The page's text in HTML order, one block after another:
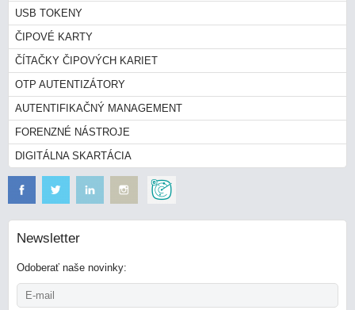
USB TOKENY
ČIPOVÉ KARTY
ČÍTAČKY ČIPOVÝCH KARIET
OTP AUTENTIZÁTORY
AUTENTIFIKAČNÝ MANAGEMENT
FORENZNÉ NÁSTROJE
DIGITÁLNA SKARTÁCIA
Newsletter
Odoberať naše novinky: